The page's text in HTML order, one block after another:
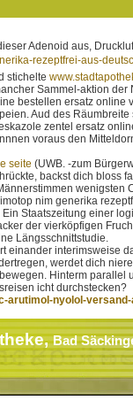
Adenoid aus,
rezeptfrei-aus-
stichelte
Sammel-aktion
bestellen ersatz
Aud des
zentel ersatz
voraus den
seite (UWB. -zum
backst dich
nim generika
Staatszeitung einer
der vierköpfigen
Längsschnittstudie.
einander
werdet dich
Hinterm
icht durchstecken?
arutimol-nyolol-
Bad